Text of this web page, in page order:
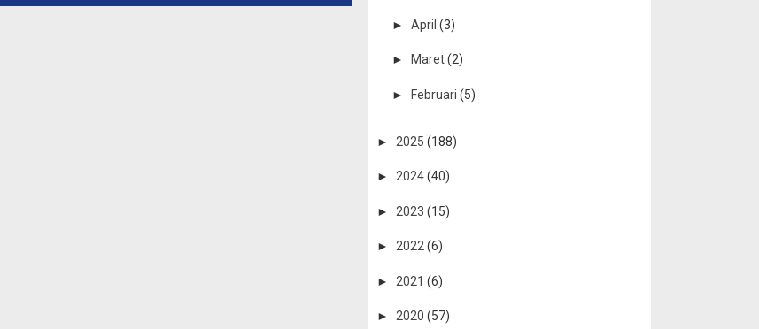
► April (3)
► Maret(2)
► Februari (5)
► 2025 (188)
► 2024(40)
► 2023 (15)
► 2022 (6)
► 2021 (6)
► 2020 (57)